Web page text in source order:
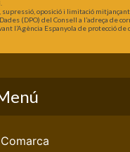
oposició i limitació
(DPO) del Consell a l’adreça de
l’Agència Espanyola de protecció de